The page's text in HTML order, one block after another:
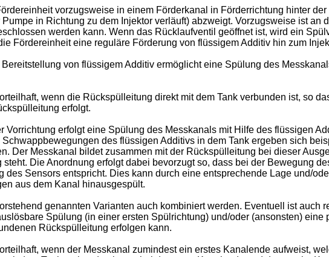
vorzugsweise in einem Förderkanal in Förderrichtung hinter
in Richtung zu dem Injektor verläuft) abzweigt. Vorzugsweise ist
werden kann. Wenn das Rücklaufventil geöffnet ist, wird ein
Fördereinheit eine reguläre Förderung von flüssigem Additiv hin zum
von flüssigem Additiv ermöglicht eine Spülung des
wenn die Rückspülleitung direkt mit dem Tank verbunden ist, so
erfolgt.
Vorrichtung erfolgt eine Spülung des Messkanals mit Hilfe des flüssigen
des flüssigen Additivs in dem Tank ergeben sich
Der Messkanal bildet zusammen mit der Rückspülleitung bei dieser
steht. Die Anordnung erfolgt dabei bevorzugt so, dass bei der Bewegung
des Sensors entspricht. Dies kann durch eine entsprechende Lage und/
aus dem Kanal hinausgespült.
genannten Varianten auch kombiniert werden. Eventuell ist auch
Spülung (in einer ersten Spülrichtung) und/oder (ansonsten)
Rückspülleitung erfolgen kann.
wenn der Messkanal zumindest ein erstes Kanalende aufweist,